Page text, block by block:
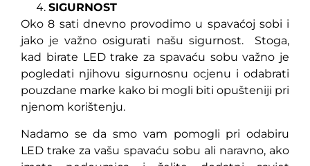
SIGURNOST
Oko 8 sati dnevno provodimo u spavaćoj sobi i
jako je važno osigurati našu sigurnost. Stoga,
kad birate LED trake za spavaću sobu važno je
pogledati njihovu sigurnosnu ocjenu i odabrati
pouzdane marke kako bi mogli biti opušteniji pri
njenom korištenju.
Nadamo se da smo vam pomogli pri odabiru
LED trake za vašu spavaću sobu ali naravno, ako